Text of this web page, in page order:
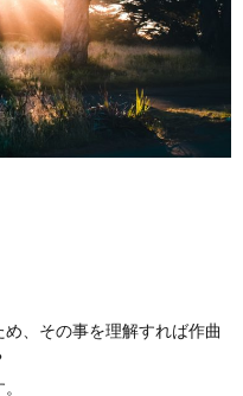
、その事を理解すれば作曲